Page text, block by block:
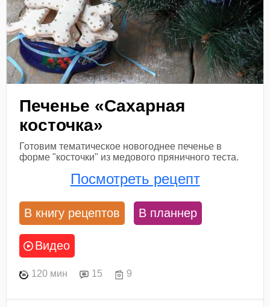
Печенье «Сахарная
косточка»
Готовим тематическое новогоднее печенье в
форме "косточки" из медового пряничного теста.
Посмотреть рецепт
В книгу рецептов В планнер
Видео
120 мин 15 9